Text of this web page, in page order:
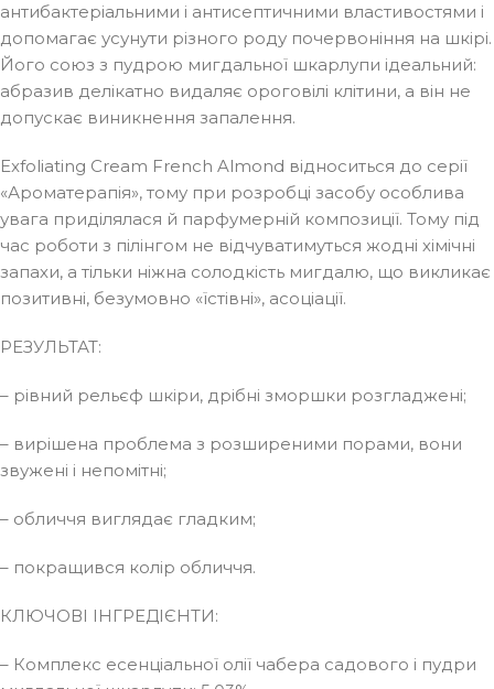
антибактеріальними і антисептичними властивостями і
допомагає усунути різного роду почервоніння на шкірі.
Його союз з пудрою мигдальної шкарлупи ідеальний:
абразив делікатно видаляє ороговілі клітини, а він не
допускає виникнення запалення.
Exfoliating Cream French Almond відноситься до серії
«Ароматерапія», тому при розробці засобу особлива
увага приділялася й парфумерній композиції. Тому під
час роботи з пілінгом не відчуватимуться жодні хімічні
запахи, а тільки ніжна солодкість мигдалю, що викликає
позитивні, безумовно «їстівні», асоціації.
РЕЗУЛЬТАТ:
– рівний рельєф шкіри, дрібні зморшки розгладжені;
– вирішена проблема з розширеними порами, вони
звужені і непомітні;
– обличчя виглядає гладким;
– покращився колір обличчя.
КЛЮЧОВІ ІНГРЕДІЄНТИ:
– Комплекс есенціальної олії чабера садового і пудри